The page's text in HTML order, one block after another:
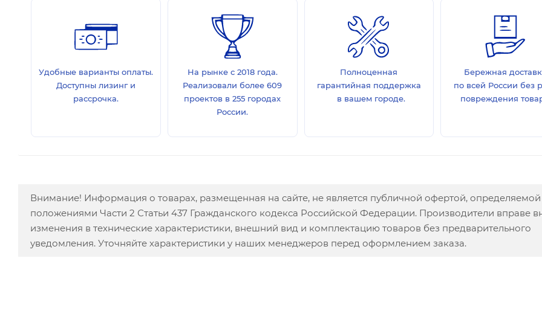
Удобные варианты оплаты.
Доступны лизинг и
рассрочка.
На рынке с 2018 года.
Реализовали более 609
проектов в 255 городах
России.
Полноценная
гарантийная поддержка
в вашем городе.
Бережная
по всей России без
повреждения
Внимание! Информация о товарах, размещенная на сайте, не является публичной офертой, определяемой
положениями Части 2 Статьи 437 Гражданского кодекса Российской Федерации. Производители вправе
изменения в технические характеристики, внешний вид и комплектацию товаров без предварительного
уведомления. Уточняйте характеристики у наших менеджеров перед оформлением заказа.